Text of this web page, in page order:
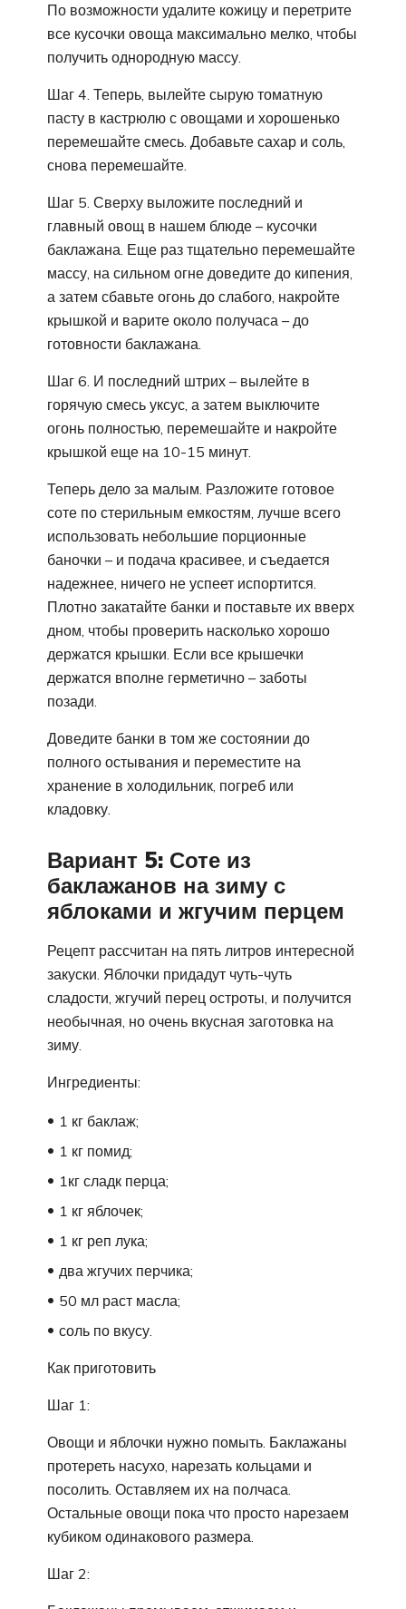
По возможности удалите кожицу и перетрите
все кусочки овоща максимально мелко, чтобы
получить однородную массу.
Шаг 4. Теперь, вылейте сырую томатную
пасту в кастрюлю с овощами и хорошенько
перемешайте смесь. Добавьте сахар и соль,
снова перемешайте.
Шаг 5. Сверху выложите последний и
главный овощ в нашем блюде – кусочки
баклажана. Еще раз тщательно перемешайте
массу, на сильном огне доведите до кипения,
а затем сбавьте огонь до слабого, накройте
крышкой и варите около получаса – до
готовности баклажана.
Шаг 6. И последний штрих – вылейте в
горячую смесь уксус, а затем выключите
огонь полностью, перемешайте и накройте
крышкой еще на 10-15 минут.
Теперь дело за малым. Разложите готовое
соте по стерильным емкостям, лучше всего
использовать небольшие порционные
баночки – и подача красивее, и съедается
надежнее, ничего не успеет испортится.
Плотно закатайте банки и поставьте их вверх
дном, чтобы проверить насколько хорошо
держатся крышки. Если все крышечки
держатся вполне герметично – заботы
позади.
Доведите банки в том же состоянии до
полного остывания и переместите на
хранение в холодильник, погреб или
кладовку.
Вариант 5: Соте из
баклажанов на зиму с
яблоками и жгучим перцем
Рецепт рассчитан на пять литров интересной
закуски. Яблочки придадут чуть-чуть
сладости, жгучий перец остроты, и получится
необычная, но очень вкусная заготовка на
зиму.
Ингредиенты:
1 кг баклаж;
1 кг помид;
1кг сладк перца;
1 кг яблочек;
1 кг реп лука;
два жгучих перчика;
50 мл раст масла;
соль по вкусу.
Как приготовить
Шаг 1:
Овощи и яблочки нужно помыть. Баклажаны
протереть насухо, нарезать кольцами и
посолить. Оставляем их на полчаса.
Остальные овощи пока что просто нарезаем
кубиком одинакового размера.
Шаг 2: